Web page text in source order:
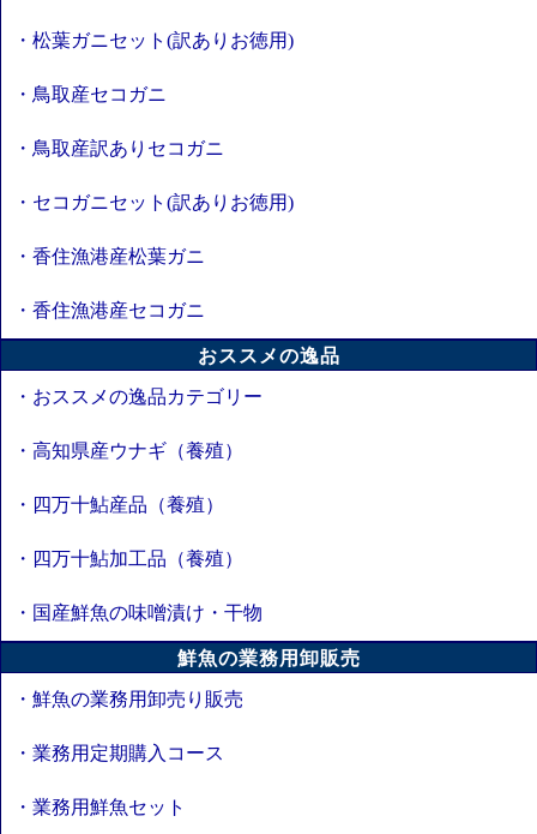
・松葉ガニセット(訳ありお徳用)
・鳥取産セコガニ
・鳥取産訳ありセコガニ
・セコガニセット(訳ありお徳用)
・香住漁港産松葉ガニ
・香住漁港産セコガニ
おススメの逸品
・おススメの逸品カテゴリー
・高知県産ウナギ（養殖）
・四万十鮎産品（養殖）
・四万十鮎加工品（養殖）
・国産鮮魚の味噌漬け・干物
鮮魚の業務用卸販売
・鮮魚の業務用卸売り販売
・業務用定期購入コース
・業務用鮮魚セット